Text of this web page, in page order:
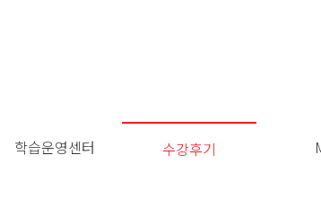
학습운영센터 수강후기